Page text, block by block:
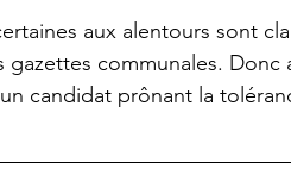
aux alentours sont
gazettes communales. Donc
un candidat prônant la